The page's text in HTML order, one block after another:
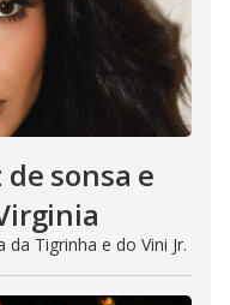
de sonsa e
Tigrinha e do Vini Jr.